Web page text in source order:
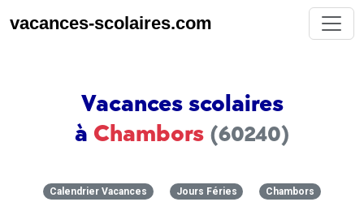
vacances-scolaires.com
Vacances scolaires
à Chambors (60240)
Calendrier Vacances Jours Féries Chambors